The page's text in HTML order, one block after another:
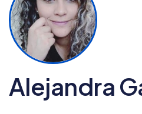
Alejandra